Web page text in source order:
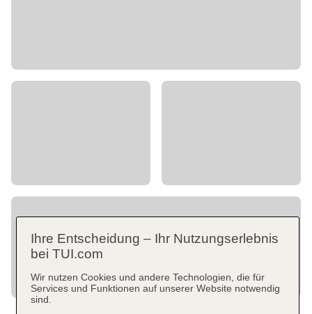
Ihre Entscheidung – Ihr Nutzungserlebnis
bei TUI.com
Wir nutzen Cookies und andere Technologien, die für
Services und Funktionen auf unserer Website notwendig
sind.